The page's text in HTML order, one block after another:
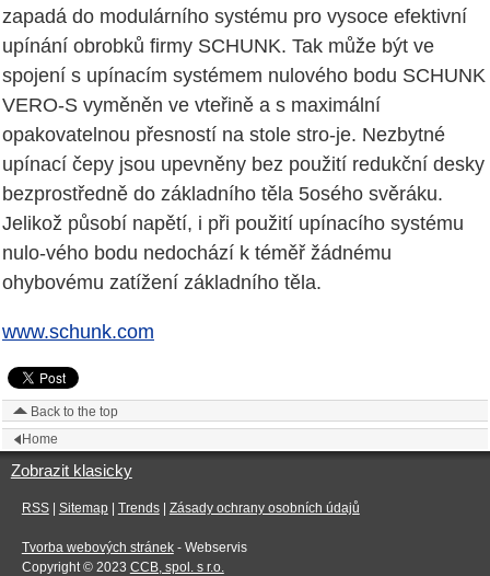
zapadá do modulárního systému pro vysoce efektivní
upínání obrobků firmy SCHUNK. Tak může být ve
spojení s upínacím systémem nulového bodu SCHUNK
VERO-S vyměněn ve vteřině a s maximální
opakovatelnou přesností na stole stro-je. Nezbytné
upínací čepy jsou upevněny bez použití redukční desky
bezprostředně do základního těla 5osého svěráku.
Jelikož působí napětí, i při použití upínacího systému
nulo-vého bodu nedochází k téměř žádnému
ohybovému zatížení základního těla.
www.schunk.com
Back to the top
Home
Zobrazit klasicky
RSS| Sitemap| Trends| Zásady ochrany osobních údajů
Tvorba webových stránek- Webservis
Copyright © 2023 CCB, spol. s r.o.